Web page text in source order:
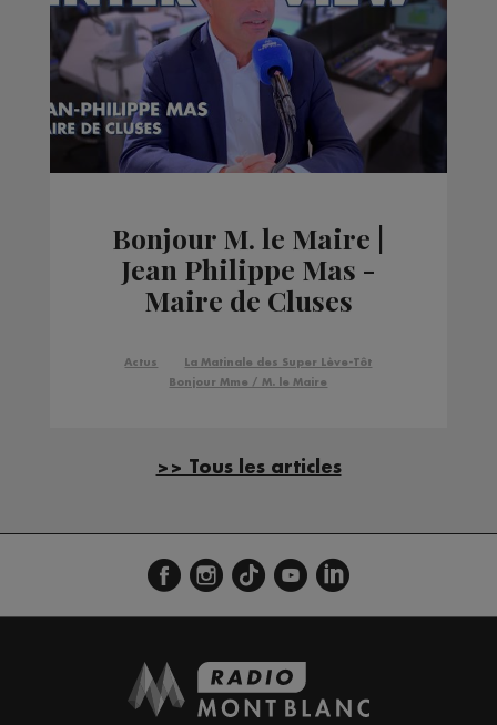
Bonjour M. le Maire |
Jean Philippe Mas -
Maire de Cluses
Actus
La Matinale des Super Lève-Tôt
Bonjour Mme / M. le Maire
>> Tous les articles